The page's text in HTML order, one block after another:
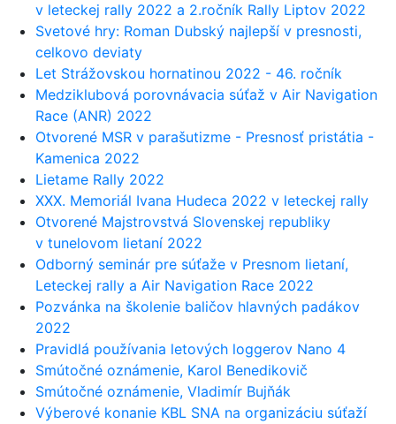
v leteckej rally 2022 a 2.ročník Rally Liptov 2022
Svetové hry: Roman Dubský najlepší v presnosti,
celkovo deviaty
Let Strážovskou hornatinou 2022 - 46. ročník
Medziklubová porovnávacia súťaž v Air Navigation
Race (ANR) 2022
Otvorené MSR v parašutizme - Presnosť pristátia -
Kamenica 2022
Lietame Rally 2022
XXX. Memoriál Ivana Hudeca 2022 v leteckej rally
Otvorené Majstrovstvá Slovenskej republiky
v tunelovom lietaní 2022
Odborný seminár pre súťaže v Presnom lietaní,
Leteckej rally a Air Navigation Race 2022
Pozvánka na školenie baličov hlavných padákov
2022
Pravidlá používania letových loggerov Nano 4
Smútočné oznámenie, Karol Benedikovič
Smútočné oznámenie, Vladimír Bujňák
Výberové konanie KBL SNA na organizáciu súťaží